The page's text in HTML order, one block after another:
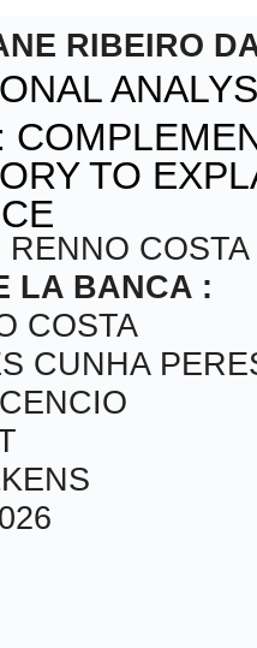
RIBEIRO
TO
RENNO COSTA
LA BANCA :
COSTA
CUNHA